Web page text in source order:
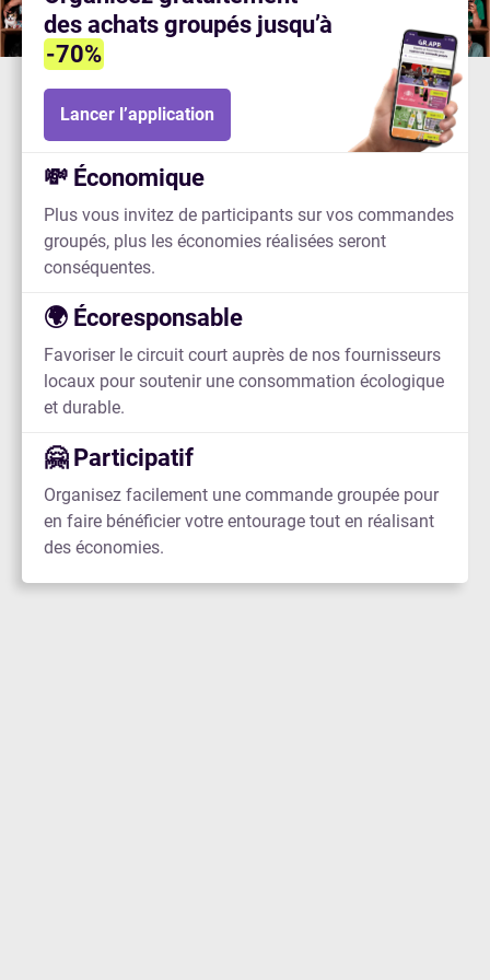
des achats groupés jusqu’à
-70%
Lancer l’application
💸 Économique
Plus vous invitez de participants sur vos commandes
groupés, plus les économies réalisées seront
conséquentes.
🌍 Écoresponsable
Favoriser le circuit court auprès de nos fournisseurs
locaux pour soutenir une consommation écologique
et durable.
🤗 Participatif
Organisez facilement une commande groupée pour
en faire bénéficier votre entourage tout en réalisant
des économies.